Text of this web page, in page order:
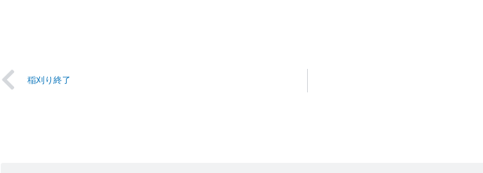
Prev
稲刈り終了